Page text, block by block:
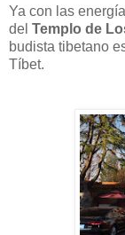
Ya con las
del Templo de
budista tibetano
Tíbet.